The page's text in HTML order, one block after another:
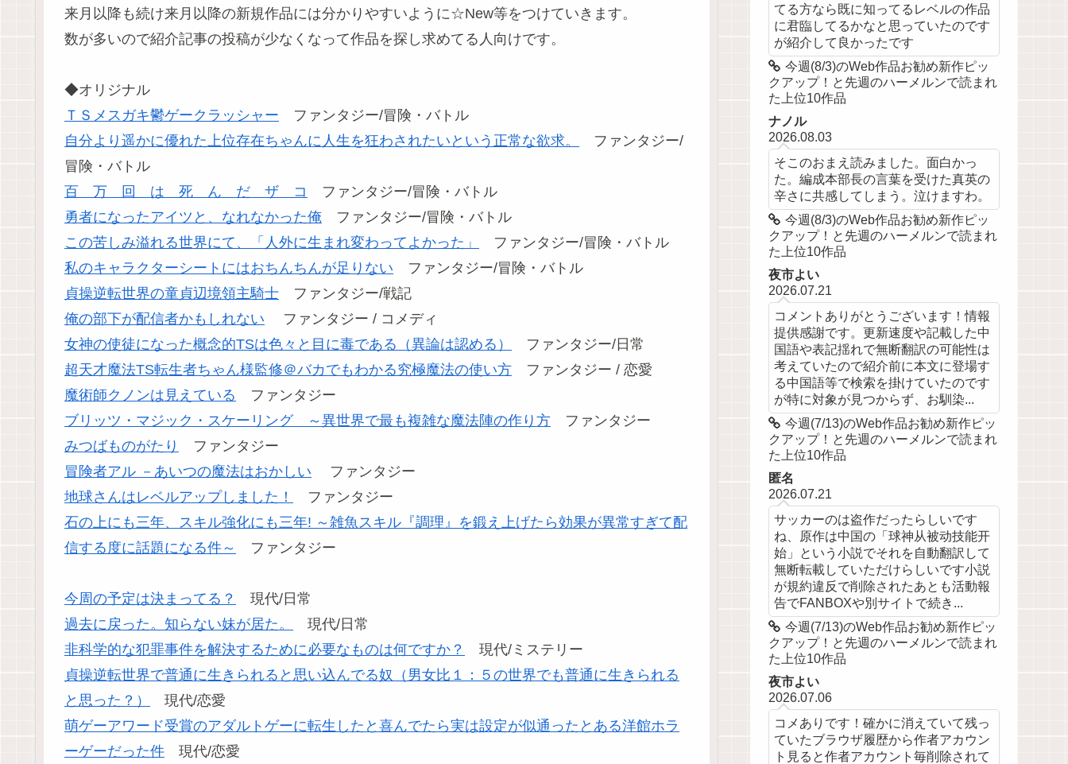
来月以降も続け来月以降の新規作品には分かりやすいように☆New等をつけていきます。
数が多いので紹介記事の投稿が少なくなって作品を探し求めてる人向けです。
◆オリジナル
ＴＳメスガキ鬱ゲークラッシャー ファンタジー/冒険・バトル
自分より遥かに優れた上位存在ちゃんに人生を狂わされたいという正常な欲求。
ファンタジー/
冒険・バトル
百 万 回 は 死 ん だ ザ コ
ファンタジー/冒険・バトル
勇者になったアイツと、なれなかった俺 ファンタジー/冒険・バトル
この苦しみ溢れる世界にて、「人外に生まれ変わってよかった」
ファンタジー/冒険・バトル
私のキャラクターシートにはおちんちんが足りない ファンタジー/冒険・バトル
貞操逆転世界の童貞辺境領主騎士 ファンタジー/戦記
俺の部下が配信者かもしれない ファンタジー / コメディ
女神の使徒になった概念的TSは色々と目に毒である（異論は認める）
ファンタジー/日常
超天才魔法TS転生者ちゃん様監修＠バカでもわかる究極魔法の使い方 ファンタジー / 恋愛
魔術師クノンは見えている ファンタジー
ブリッツ・マジック・スケーリング ～異世界で最も複雑な魔法陣の作り方 ファンタジー
みつばものがたり
ファンタジー
冒険者アル －あいつの魔法はおかしい ファンタジー
地球さんはレベルアップしました！
ファンタジー
石の上にも三年、スキル強化にも三年! ～雑魚スキル『調理』を鍛え上げたら効果が異常すぎて配
信する度に話題になる件～
ファンタジー
今周の予定は決まってる？
現代/日常
過去に戻った。知らない妹が居た。
現代/日常
非科学的な犯罪事件を解決するために必要なものは何ですか？
現代/ミステリー
貞操逆転世界で普通に生きられると思い込んでる奴（男女比１：５の世界でも普通に生きられる
と思った？）
現代/恋愛
萌ゲーアワード受賞のアダルトゲーに転生したと喜んでたら実は設定が似通ったとある洋館ホラ
ーゲーだった件 現代/恋愛
てる方なら既に知ってるレベルの作品
に君臨してるかなと思っていたのです
が紹介して良かったです
今週(8/3)のWeb作品お勧め新作ピッ
クアップ！と先週のハーメルンで読まれ
た上位10作品
ナノル
2026.08.03
そこのおまえ読みました。面白かっ
た。編成本部長の言葉を受けた真英の
辛さに共感してしまう。泣けますわ。
今週(8/3)のWeb作品お勧め新作ピッ
クアップ！と先週のハーメルンで読まれ
た上位10作品
夜市よい
2026.07.21
コメントありがとうございます！情報
提供感謝です。更新速度や記載した中
国語や表記揺れで無断翻訳の可能性は
考えていたので紹介前に本文に登場す
る中国語等で検索を掛けていたのです
が特に対象が見つからず、お馴染...
今週(7/13)のWeb作品お勧め新作ピッ
クアップ！と先週のハーメルンで読まれ
た上位10作品
匿名
2026.07.21
サッカーのは盗作だったらしいです
ね、原作は中国の「球神从被动技能开
始」という小説でそれを自動翻訳して
無断転載していただけらしいです小説
が規約違反で削除されたあとも活動報
告でFANBOXや別サイトで続き...
今週(7/13)のWeb作品お勧め新作ピッ
クアップ！と先週のハーメルンで読まれ
た上位10作品
夜市よい
2026.07.06
コメありです！確かに消えていて残っ
ていたブラウザ履歴から作者アカウン
ト見ると作者アカウント毎削除されて